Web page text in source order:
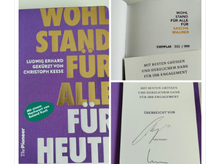
Beim
Springer
Gabler
Verlag
Erschienen!